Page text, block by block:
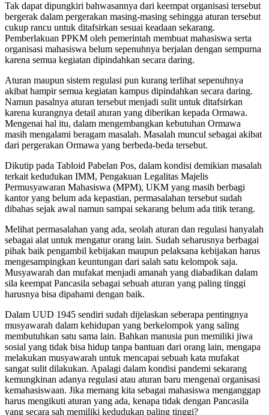
Tak dapat dipungkiri bahwasannya dari keempat organisasi tersebut
bergerak dalam pergerakan masing-masing sehingga aturan tersebut
cukup rancu untuk ditafsirkan sesuai keadaan sekarang.
Pemberlakuan PPKM oleh pemerintah membuat mahasiswa serta
organisasi mahasiswa belum sepenuhnya berjalan dengan sempurna
karena semua kegiatan dipindahkan secara daring.
Aturan maupun sistem regulasi pun kurang terlihat sepenuhnya
akibat hampir semua kegiatan kampus dipindahkan secara daring.
Namun pasalnya aturan tersebut menjadi sulit untuk ditafsirkan
karena kurangnya detail aturan yang diberikan kepada Ormawa.
Mengenai hal itu, dalam mengembangkan kebutuhan Ormawa
masih mengalami beragam masalah. Masalah muncul sebagai akibat
dari pergerakan Ormawa yang berbeda-beda tersebut.
Dikutip pada Tabloid Pabelan Pos, dalam kondisi demikian masalah
terkait kedudukan IMM, Pengakuan Legalitas Majelis
Permusyawaran Mahasiswa (MPM), UKM yang masih berbagi
kantor yang belum ada kepastian, permasalahan tersebut sudah
dibahas sejak awal namun sampai sekarang belum ada titik terang.
Melihat permasalahan yang ada, seolah aturan dan regulasi hanyalah
sebagai alat untuk mengatur orang lain. Sudah seharusnya berbagai
pihak baik pengambil kebijakan maupun pelaksana kebijakan harus
mengesampingkan keuntungan dari salah satu kelompok saja.
Musyawarah dan mufakat menjadi amanah yang diabadikan dalam
sila keempat Pancasila sebagai sebuah aturan yang paling tinggi
harusnya bisa dipahami dengan baik.
Dalam UUD 1945 sendiri sudah dijelaskan seberapa pentingnya
musyawarah dalam kehidupan yang berkelompok yang saling
membutuhkan satu sama lain. Bahkan manusia pun memiliki jiwa
sosial yang tidak bisa hidup tanpa bantuan dari orang lain, mengapa
melakukan musyawarah untuk mencapai sebuah kata mufakat
sangat sulit dilakukan. Apalagi dalam kondisi pandemi sekarang
kemungkinan adanya regulasi atau aturan baru mengenai organisasi
kemahasiswaan. Jika memang kita sebagai mahasiswa menganggap
harus mengikuti aturan yang ada, kenapa tidak dengan Pancasila
yang secara sah memiliki kedudukan paling tinggi?